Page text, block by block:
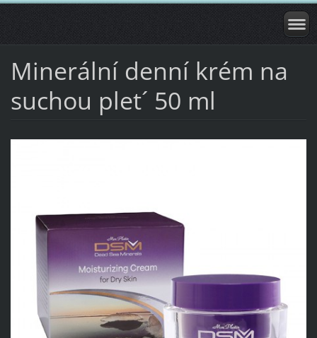
Minerální denní krém na
suchou plet´ 50 ml